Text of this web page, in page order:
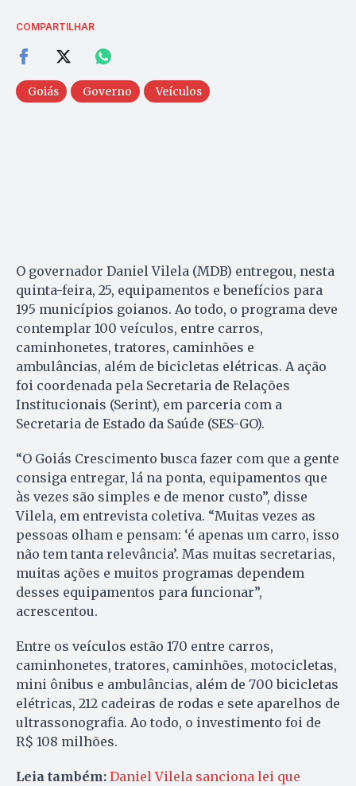
COMPARTILHAR
Goiás Governo Veículos
O governador Daniel Vilela (MDB) entregou, nesta
quinta-feira, 25, equipamentos e benefícios para
195 municípios goianos. Ao todo, o programa deve
contemplar 100 veículos, entre carros,
caminhonetes, tratores, caminhões e
ambulâncias, além de bicicletas elétricas. A ação
foi coordenada pela Secretaria de Relações
Institucionais (Serint), em parceria com a
Secretaria de Estado da Saúde (SES-GO).
“O Goiás Crescimento busca fazer com que a gente
consiga entregar, lá na ponta, equipamentos que
às vezes são simples e de menor custo”, disse
Vilela, em entrevista coletiva. “Muitas vezes as
pessoas olham e pensam: ‘é apenas um carro, isso
não tem tanta relevância’. Mas muitas secretarias,
muitas ações e muitos programas dependem
desses equipamentos para funcionar”,
acrescentou.
Entre os veículos estão 170 entre carros,
caminhonetes, tratores, caminhões, motocicletas,
mini ônibus e ambulâncias, além de 700 bicicletas
elétricas, 212 cadeiras de rodas e sete aparelhos de
ultrassonografia. Ao todo, o investimento foi de
R$ 108 milhões.
Leia também: Daniel Vilela sanciona lei que